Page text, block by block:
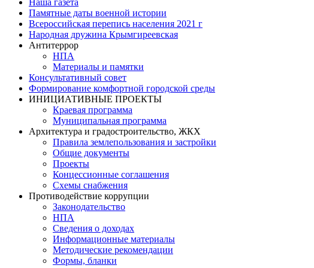
Наша газета
Памятные даты военной истории
Всероссийская перепись населения 2021 г
Народная дружина Крымгиреевская
Антитеррор
НПА
Материалы и памятки
Консультативный совет
Формирование комфортной городской среды
ИНИЦИАТИВНЫЕ ПРОЕКТЫ
Краевая программа
Муниципальная программа
Архитектура и градостроительство, ЖКХ
Правила землепользования и застройки
Общие документы
Проекты
Концессионные соглашения
Схемы снабжения
Противодействие коррупции
Законодательство
НПА
Сведения о доходах
Информационные материалы
Методические рекомендации
Формы, бланки